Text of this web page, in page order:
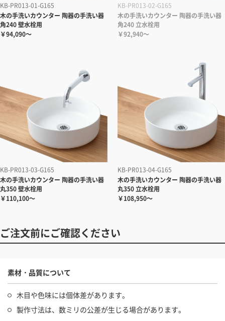
KB-PR013-01-G165
木の手洗いカウンター 陶器の手洗い器
角240 壁水栓用
￥94,090～
KB-PR013-02-G165
木の手洗いカウンター 陶器の手洗い器
角240 立水栓用
￥92,940～
KB-PR013-03-G165
木の手洗いカウンター 陶器の手洗い器
丸350 壁水栓用
￥110,100～
KB-PR013-04-G165
木の手洗いカウンター 陶器の手洗い器
丸350 立水栓用
￥108,950～
ご注文前にご確認ください
素材・品質について
木目や色味には個体差があります。
製作寸法は、数ミリの公差が生じる場合があります。